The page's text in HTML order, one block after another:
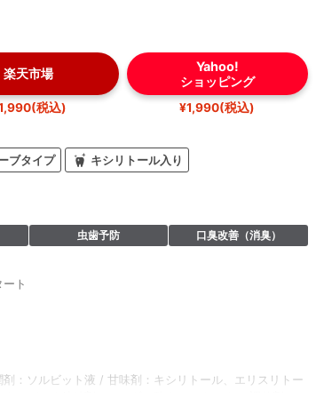
楽天市場
税込)
Yahoo!
ショッピング
¥1,990(税込)
ブタイプ キシリトール入り
虫歯予防 口臭改善（消臭）
ト
：ソルビット液 / 甘味剤：キシリトール、エリスリトー